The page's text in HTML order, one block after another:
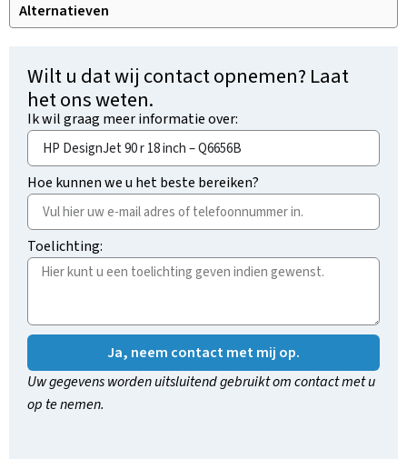
Alternatieven
Wilt u dat wij contact opnemen? Laat
het ons weten.
Ik wil graag meer informatie over:
Hoe kunnen we u het beste bereiken?
Toelichting:
Ja, neem contact met mij op.
Uw gegevens worden uitsluitend gebruikt om contact met u
op te nemen.